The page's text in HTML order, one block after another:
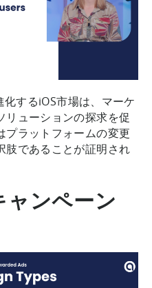
するiOS市場は、マーケ
リューションの探求を促
プラットフォームの変更
肢であることが証明され
ャンペーン